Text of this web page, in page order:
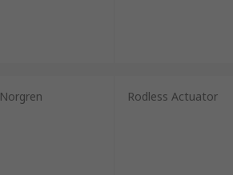
Norgren Rodless Actuator